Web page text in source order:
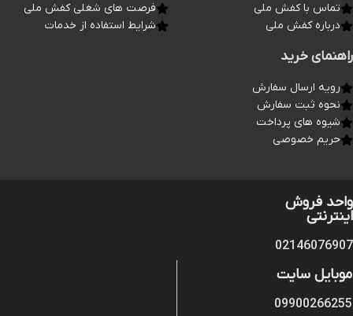
تماس با کفش ملی
درباره کفش ملی
فرصت های شغلی کفش ملی
شرایط استفاده از خدمات
راهنمای خرید
رویه ارسال سفارش
نحوه ثبت سفارش
شیوه های پرداخت
حریم خصوصی
واحد فروش
اینترنتی
02146076907
موبایل سایت
09900266255